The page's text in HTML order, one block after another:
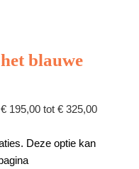
blauwe
195,00 tot € 325,00
Deze optie kan